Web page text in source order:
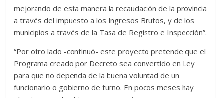
mejorando de esta manera la recaudación de la provincia
a través del impuesto a los Ingresos Brutos, y de los
municipios a través de la Tasa de Registro e Inspección”.
“Por otro lado -continuó- este proyecto pretende que el
Programa creado por Decreto sea convertido en Ley
para que no dependa de la buena voluntad de un
funcionario o gobierno de turno. En pocos meses hay